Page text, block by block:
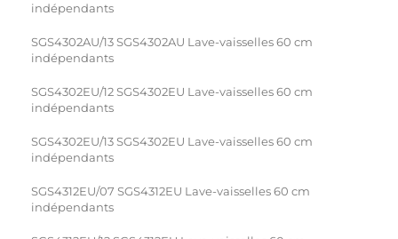
indépendants
SGS4302AU/13 SGS4302AU Lave-vaisselles 60 cm
indépendants
SGS4302EU/12 SGS4302EU Lave-vaisselles 60 cm
indépendants
SGS4302EU/13 SGS4302EU Lave-vaisselles 60 cm
indépendants
SGS4312EU/07 SGS4312EU Lave-vaisselles 60 cm
indépendants